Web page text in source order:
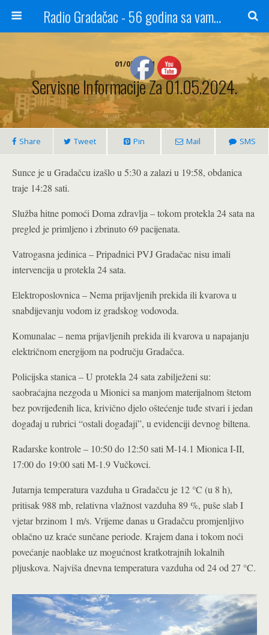
Radio Gradačac - 56 godina sa vama...
01/05/2024
Servisne Informacije Za 01.05.2024.
Share Tweet Pin Mail SMS
Sunce je u Gradačcu izašlo u 5:30 a zalazi u 19:58, obdanica
traje 14:28 sati.
Služba hitne pomoći Doma zdravlja – tokom protekla 24 sata na
pregled je primljeno i zbrinuto 69 pacijenata.
Vatrogasna jedinica – Pripadnici PVJ Gradačac nisu imali
intervencija u protekla 24 sata.
Elektroposlovnica – Nema prijavljenih prekida ili kvarova u
snabdijevanju vodom iz gradskog vodovoda.
Komunalac – nema prijavljenih prekida ili kvarova u napajanju
električnom energijom na području Gradačca.
Policijska stanica – U protekla 24 sata zabilježeni su:
saobraćajna nezgoda u Mionici sa manjom materijalnom štetom
bez povrijeđenih lica, krivično djelo oštećenje tuđe stvari i jedan
događaj u rubrici “ostali događaji”, u evidenciji devnog biltena.
Radarske kontrole – 10:50 do 12:50 sati M-14.1 Mionica I-II,
17:00 do 19:00 sati M-1.9 Vučkovci.
Jutarnja temperatura vazduha u Gradačcu je 12 °C (u 8 h),
pritisak 988 mb, relativna vlažnost vazduha 89 %, puše slab I
vjetar brzinom 1 m/s. Vrijeme danas u Gradačcu promjenljivo
oblačno uz kraće sunčane periode. Krajem dana i tokom noći
povećanje naoblake uz mogućnost kratkotrajnih lokalnih
pljuskova. Najviša dnevna temperatura vazduha od 24 od 27 °C.